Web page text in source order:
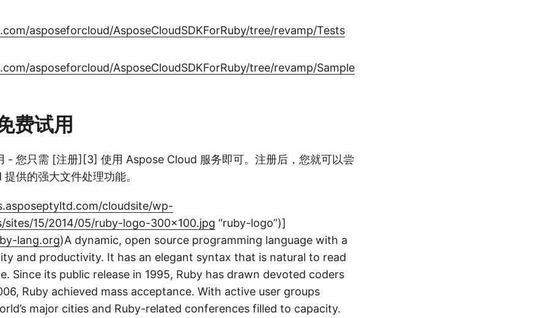
asposeforcloud/AsposeCloudSDKForRuby/tree/revamp/Tests
asposeforcloud/AsposeCloudSDKForRuby/tree/revamp/Sample
费试用
- 您只需 [注册][3] 使用 Aspose Cloud 服务即可。注册后，您就可以尝
供的强大文件处理功能。
cloudsite/wp-
sites/15/2014/05/ruby-logo-300x100.jpg “ruby-logo”)]
lang.org)A dynamic, open source programming language with a
and productivity. It has an elegant syntax that is natural to read
Since its public release in 1995, Ruby has drawn devoted coders
Ruby achieved mass acceptance. With active user groups
major cities and Ruby-related conferences filled to capacity.